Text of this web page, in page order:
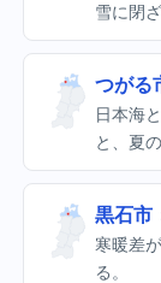
雪に閉
つがる
日本海
と、夏
黒石市
寒暖差
る。